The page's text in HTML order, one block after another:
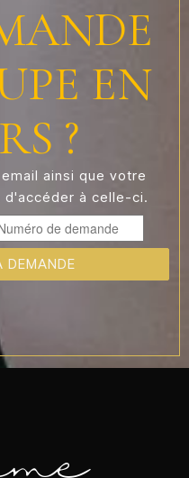
EN
?
ainsi que votre
d'accéder à celle-ci.
DEMANDE